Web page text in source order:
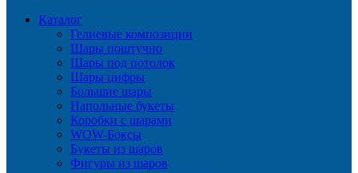
Каталог
Гелиевые композиции
Шары поштучно
Шары под потолок
Шары цифры
Большие шары
Напольные букеты
Коробки с шарами
WOW-Боксы
Букеты из шаров
Фигуры из шаров